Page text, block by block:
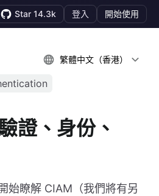
Star 14.3k 登入 開始使用
繁體中文（香港）
證、身份、
始瞭解 CIAM（我們將有另